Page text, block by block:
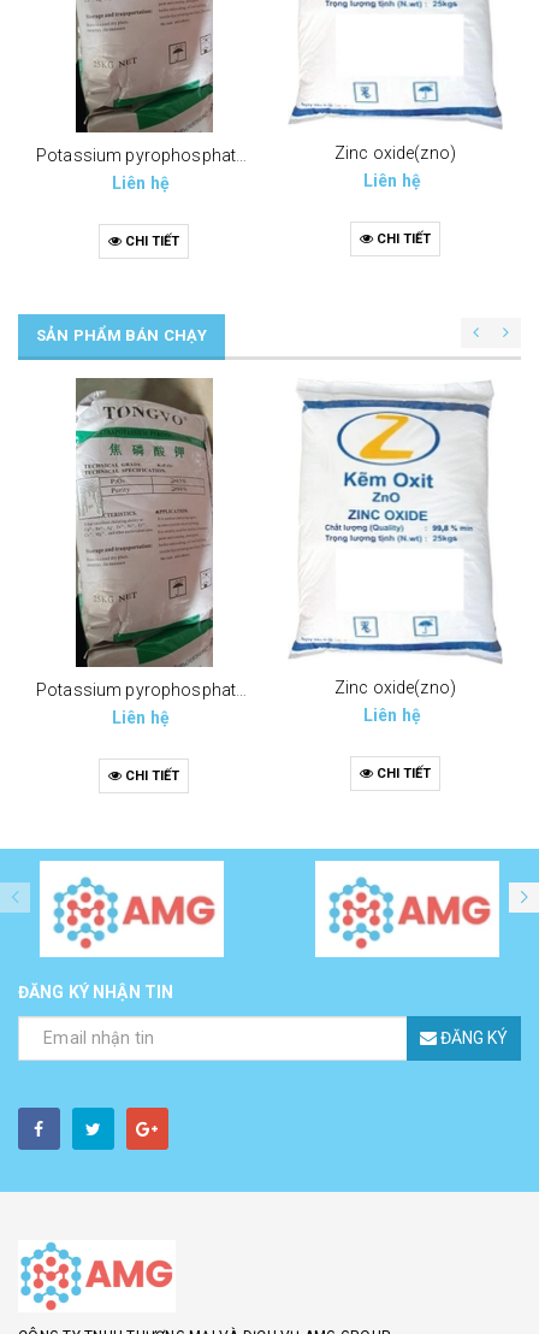
Liên hệ
CHI TIẾT
Zinc oxide(zno)
Liên hệ
CHI TIẾT
SẢN PHẨM BÁN CHẠY
Liên hệ
CHI TIẾT
Zinc oxide(zno)
Liên hệ
CHI TIẾT
ĐĂNG KÝ NHẬN TIN
ĐĂNG KÝ